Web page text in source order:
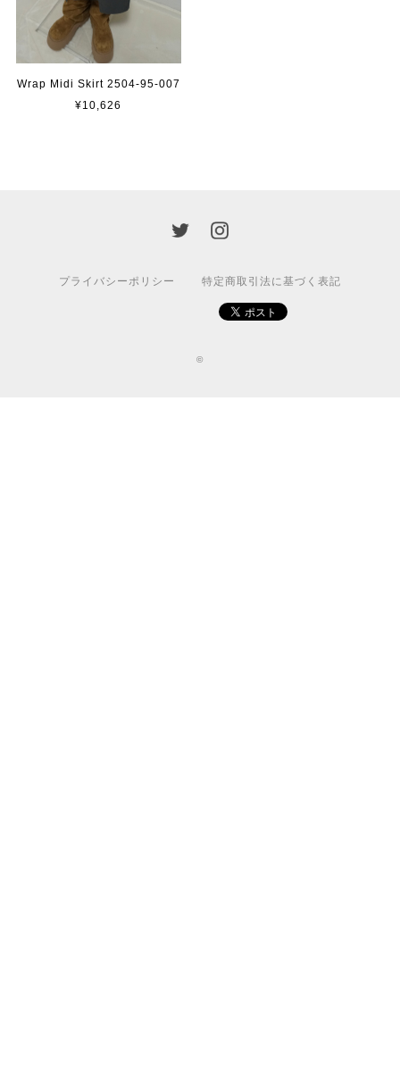
Wrap Midi Skirt 2504-95-007
¥10,626
プライバシーポリシー 特定商取引法に基づく表記
©